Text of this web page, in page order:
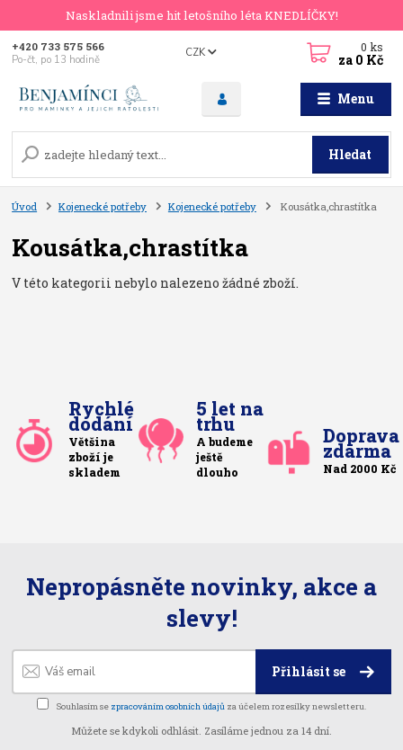
Naskladnili jsme hit letošního léta KNEDLÍČKY!
Menu
CZK
Hledat
+420 733 575 566
Po-čt, po 13 hodině
0ks
za 0 Kč
Úvod Kojenecké potřeby Kojenecké potřeby Kousátka,chrastítka
Kousátka,chrastítka
V této kategorii nebylo nalezeno žádné zboží.
Rychlé
dodání
Většina
zboží je
skladem
5 let na
trhu
A budeme
ještě
dlouho
Doprava
zdarma
Nad 2000 Kč
Nepropásněte novinky, akce a
slevy!
Přihlásit se
Souhlasím se zpracováním osobních údajů za účelem rozesílky newsletteru.
Můžete se kdykoli odhlásit. Zasíláme jednou za 14 dní.